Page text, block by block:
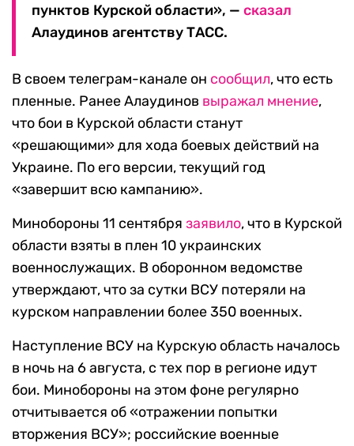
пунктов Курской области», — сказал
Алаудинов агентству ТАСС.
В своем телеграм-канале он сообщил, что есть
пленные. Ранее Алаудинов выражал мнение,
что бои в Курской области станут
«решающими» для хода боевых действий на
Украине. По его версии, текущий год
«завершит всю кампанию».
Минобороны 11 сентября заявило, что в Курской
области взяты в плен 10 украинских
военнослужащих. В оборонном ведомстве
утверждают, что за сутки ВСУ потеряли на
курском направлении более 350 военных.
Наступление ВСУ на Курскую область началось
в ночь на 6 августа, с тех пор в регионе идут
бои. Минобороны на этом фоне регулярно
отчитывается об «отражении попытки
вторжения ВСУ»; российские военные